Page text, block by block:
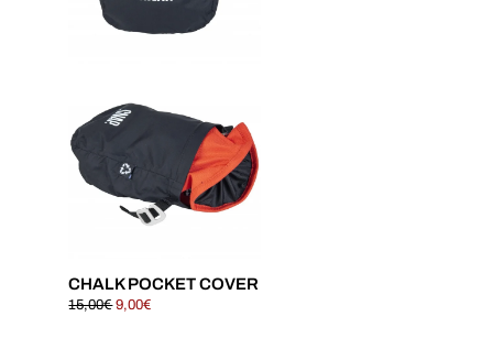
CHALK POCKET COVER
15,00€ 9,00€